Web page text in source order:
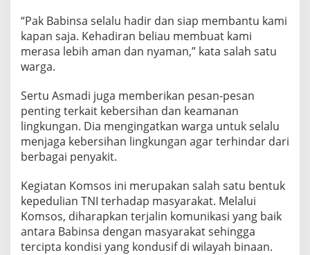
“Pak Babinsa selalu hadir dan siap membantu kami
kapan saja. Kehadiran beliau membuat kami
merasa lebih aman dan nyaman,” kata salah satu
warga.
Sertu Asmadi juga memberikan pesan-pesan
penting terkait kebersihan dan keamanan
lingkungan. Dia mengingatkan warga untuk selalu
menjaga kebersihan lingkungan agar terhindar dari
berbagai penyakit.
Kegiatan Komsos ini merupakan salah satu bentuk
kepedulian TNI terhadap masyarakat. Melalui
Komsos, diharapkan terjalin komunikasi yang baik
antara Babinsa dengan masyarakat sehingga
tercipta kondisi yang kondusif di wilayah binaan.